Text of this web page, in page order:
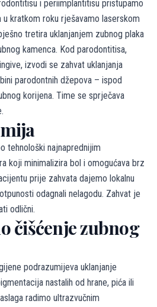
i periimplantitisu pristupamo
kratkom roku rješavamo laserskom
tretira uklanjanjem zubnog plaka
kamenca. Kod parodontitisa,
izvodi se zahvat uklanjanja
parodontnih džepova – ispod
korijena. Time se sprječava
tehnološki najnaprednijim
koji minimalizira bol i omogućava brz
prije zahvata dajemo lokalnu
odagnali nelagodu. Zahvat je
odlični.
čišćenje zubnog
podrazumijeva uklanjanje
nastalih od hrane, pića ili
radimo ultrazvučnim